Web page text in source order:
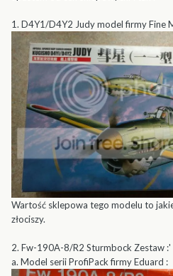
1. D4Y1/D4Y2 Judy model firmy Fine
Wartość sklepowa tego modelu to
złociszy.
2. Fw-190A-8/R2 Sturmbock Zestaw :'
a. Model serii ProfiPack firmy Eduard :